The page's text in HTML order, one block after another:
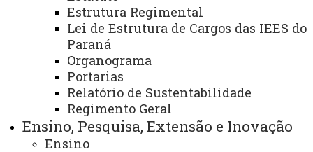
Estrutura Regimental
Lei de Estrutura de Cargos das IEES do
Paraná
Organograma
Portarias
Relatório de Sustentabilidade
Regimento Geral
Ensino, Pesquisa, Extensão e Inovação
Ensino
Finalidade e competências:
- Inserida em uma universidade que tem por
sua missão produzir, sistematizar e socializar o
conhecimento, contribuindo assim para o
desenvolvimento humano, científico, tecnológico e
regional, comprometida com a justiça, democracia,